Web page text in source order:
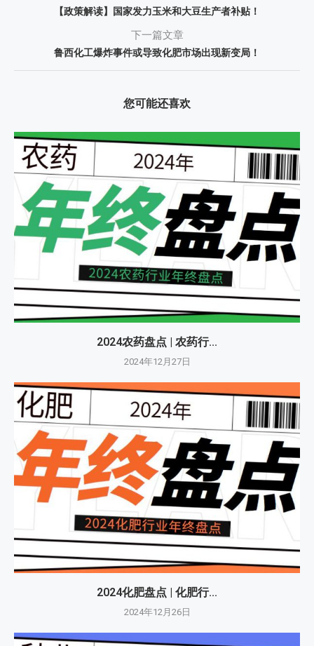
【政策解读】国家发力玉米和大豆生产者补贴！
下一篇文章
鲁西化工爆炸事件或导致化肥市场出现新变局！
您可能还喜欢
2024农药盘点 | 农药行...
2024年12月27日
2024化肥盘点 | 化肥行...
2024年12月26日